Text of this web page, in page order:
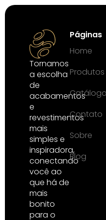
Tornamos
a escolha
de
acabamentos
e
revestimentos
mais
simples e
inspiradora,
conectando
você ao
que há de
mais
bonito
para o
Páginas
Home
Produtos
Contato
Sobre
Blog